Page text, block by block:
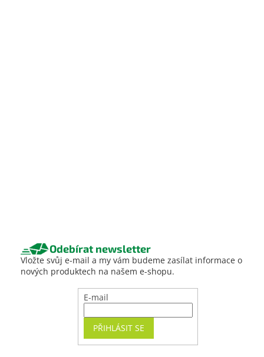
Odebírat newsletter
Vložte svůj e-mail a my vám budeme zasílat informace o
nových produktech na našem e-shopu.
E-mail
PŘIHLÁSIT SE